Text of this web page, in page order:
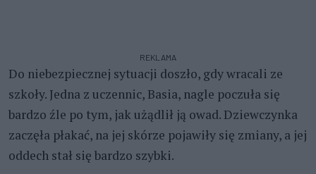
REKLAMA
Do niebezpiecznej sytuacji doszło, gdy wracali ze
szkoły. Jedna z uczennic, Basia, nagle poczuła się
bardzo źle po tym, jak użądlił ją owad. Dziewczynka
zaczęła płakać, na jej skórze pojawiły się zmiany, a jej
oddech stał się bardzo szybki.